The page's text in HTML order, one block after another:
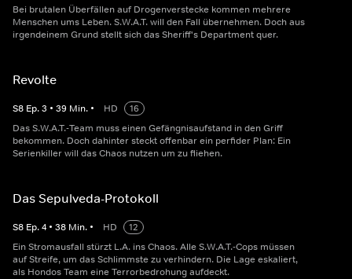
Bei brutalen Überfällen auf Drogenverstecke kommen mehrere
Menschen ums Leben. S.W.A.T. will den Fall übernehmen. Doch aus
irgendeinem Grund stellt sich das Sheriff's Department quer.
Revolte
S8 Ep.3 • 39 Min. • HD
16
Das S.W.A.T.-Team muss einen Gefängnisaufstand in den Griff
bekommen. Doch dahinter steckt offenbar ein perfider Plan: Ein
Serienkiller will das Chaos nutzen um zu fliehen.
Das Sepulveda-Protokoll
S8 Ep.4 • 38 Min. • HD
12
Ein Stromausfall stürzt L.A. ins Chaos. Alle S.W.A.T.-Cops müssen
auf Streife, um das Schlimmste zu verhindern. Die Lage eskaliert,
als Hondos Team eine Terrorbedrohung aufdeckt.